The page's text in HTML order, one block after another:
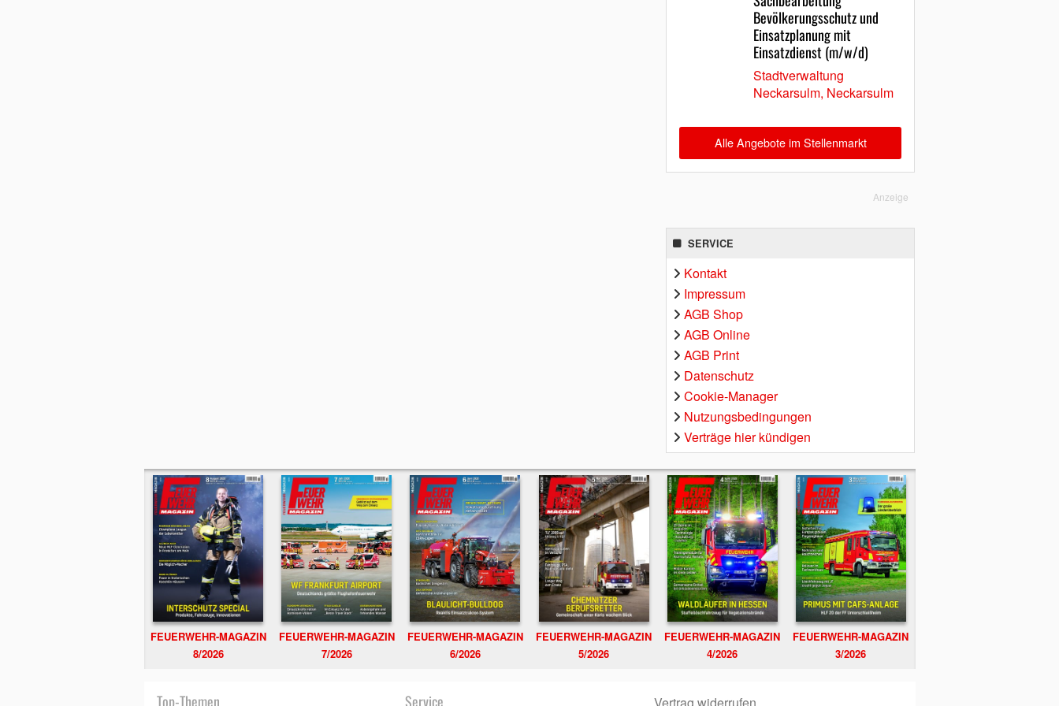
Bevölkerungsschutz und
Einsatzplanung mit
Einsatzdienst (m/w/d)
Stadtverwaltung
Neckarsulm, Neckarsulm
Alle Angebote im Stellenmarkt
Anzeige
SERVICE
Kontakt
Impressum
AGB Shop
AGB Online
AGB Print
Datenschutz
Cookie-Manager
Nutzungsbedingungen
Verträge hier kündigen
FEUERWEHR-MAGAZIN
8/2026
FEUERWEHR-MAGAZIN
7/2026
FEUERWEHR-MAGAZIN
6/2026
FEUERWEHR-MAGAZIN
5/2026
FEUERWEHR-MAGAZIN
4/2026
FEUERWEHR-MAGAZIN
3/2026
Top-Themen Service